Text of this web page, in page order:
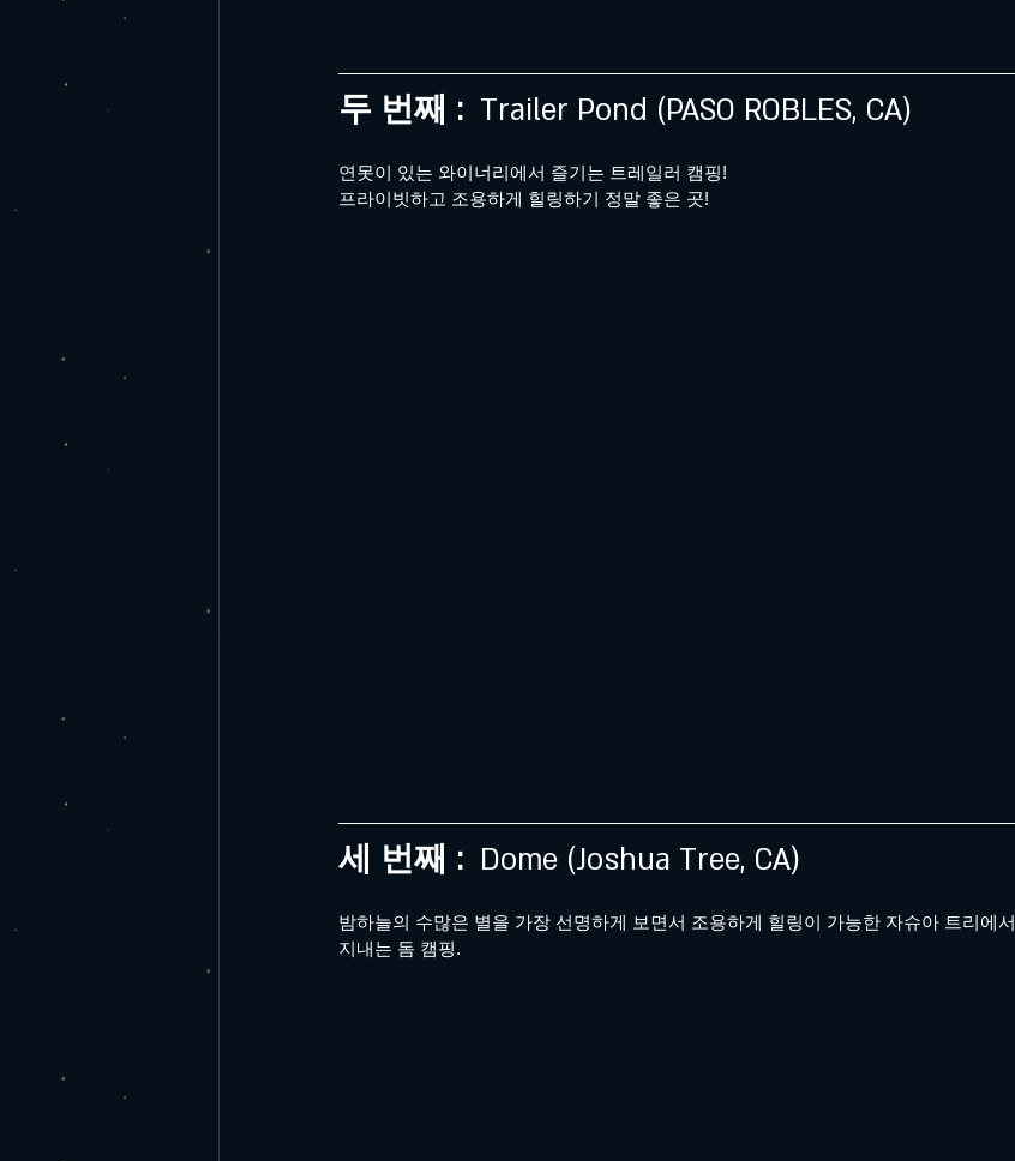
두 번째 : Trailer Pond (PASO ROBLES, CA)
연못이 있는 와이너리에서 즐기는 트레일러 캠핑!
프라이빗하고 조용하게 힐링하기 정말 좋은 곳!
세 번째 : Dome (Joshua Tree, CA)
밤하늘의 수많은 별을 가장 선명하게 보면서 조용하게 힐링이 가능한 자슈아 트리에서
지내는 돔 캠핑.